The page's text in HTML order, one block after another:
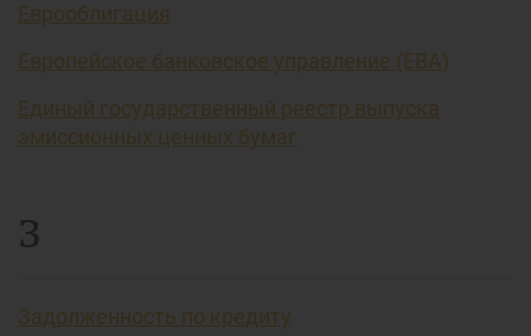
Еврооблигация
Европейское банковское управление (EBA)
Единый государственный реестр выпуска
эмиссионных ценных бумаг
З
Задолженность по кредиту